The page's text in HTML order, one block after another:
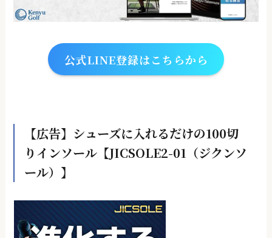
公式LINE登録はこちらから
【広告】シューズに入れるだけの100切
りインソール【JICSOLE2-01（ジクンソ
ール）】